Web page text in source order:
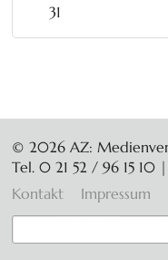
31
© 2026 AZ:
Tel. 0 21 52 / 96 15 10 |
Navigation
überspringen
Kontakt Impressum